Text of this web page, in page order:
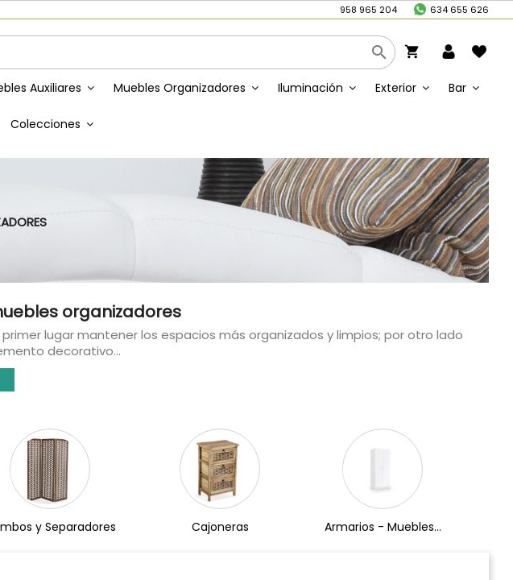
958 965 204/ 634 655 626
 shopping_cart
Auxiliares Muebles Organizadores Iluminación Exterior Bar
Colecciones
organizadores
lugar mantener los espacios más organizados y limpios; por otro lado
decorativo...
y Separadores Cajoneras Armarios - Muebles...